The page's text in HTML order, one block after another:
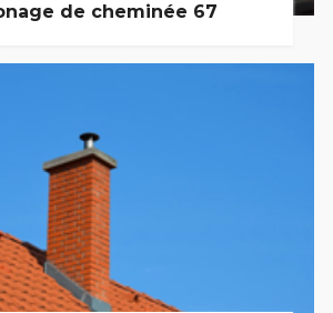
de cheminée 67